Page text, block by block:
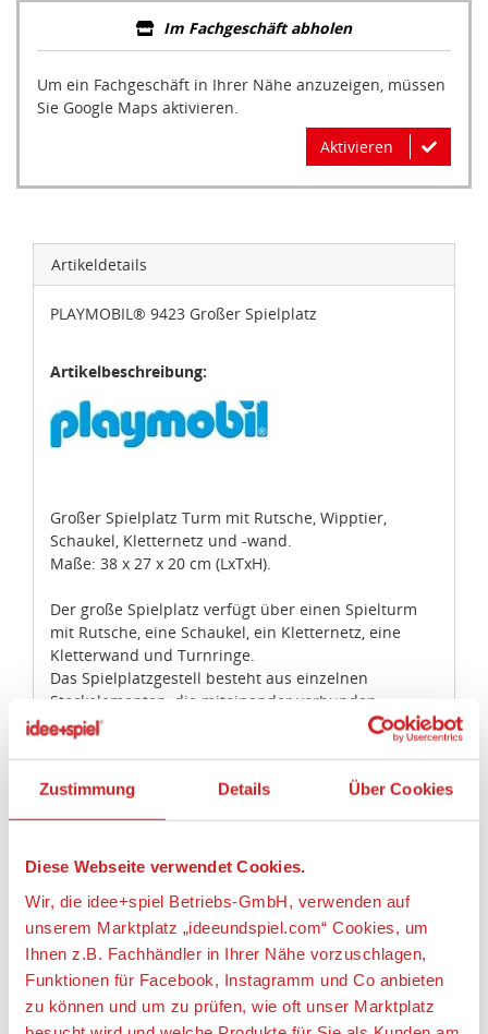
Zustimmung Details Über Cookies
Diese Webseite verwendet Cookies.
Wir, die idee+spiel Betriebs-GmbH, verwenden auf
unserem Marktplatz „ideeundspiel.com“ Cookies, um
Ihnen z.B. Fachhändler in Ihrer Nähe vorzuschlagen,
Funktionen für Facebook, Instagramm und Co anbieten
zu können und um zu prüfen, wie oft unser Marktplatz
Im Fachgeschäft abholen
Um ein Fachgeschäft in Ihrer Nähe anzuzeigen, müssen
Sie Google Maps aktivieren.
Aktivieren
Artikeldetails
PLAYMOBIL® 9423 Großer Spielplatz
Artikelbeschreibung:
Großer Spielplatz Turm mit Rutsche, Wipptier,
Schaukel, Kletternetz und -wand.
Maße: 38 x 27 x 20 cm (LxTxH).
Der große Spielplatz verfügt über einen Spielturm
mit Rutsche, eine Schaukel, ein Kletternetz, eine
Kletterwand und Turnringe.
Das Spielplatzgestell besteht aus einzelnen
Steckelementen, die miteinander verbunden
werden. Somit kann der Spielplatz modular
verändert werden.
Kinderfiguren benutzt werden.
Die Schaukel ist für eine Kinderfigur geeignet, die
An den beiden flexiblen Turnringen kann sich eine
Angaben zur Produktsicherheit:
Hersteller:
geobra Brandstätter Stiftung & Co. KG,